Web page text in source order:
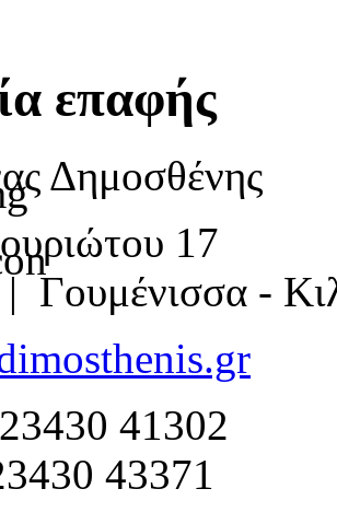
επαφής
Δημοσθένης
17
Γουμένισσα -
41302
43371